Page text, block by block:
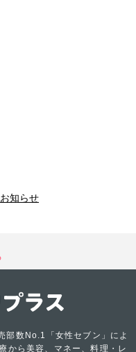
知らせ
部数No.1「女性セブン」によ
から美容、マネー、料理・レ